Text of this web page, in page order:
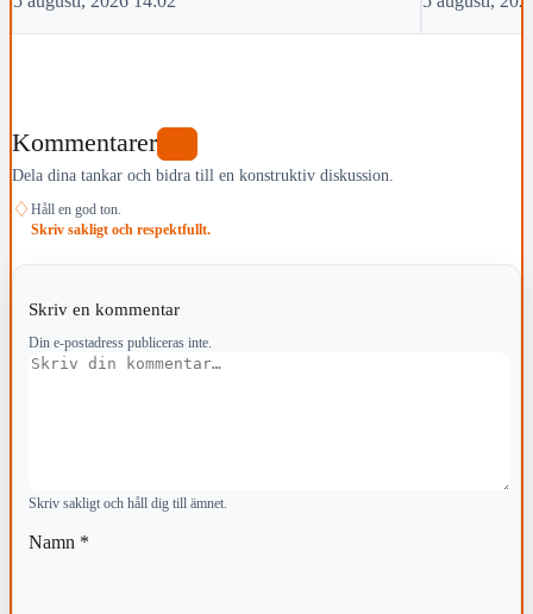
Kommentarer
Dela dina tankar och bidra till en konstruktiv diskussion.
♢ Håll en god ton.
Skriv sakligt och respektfullt.
Skriv en kommentar
Din e-postadress publiceras inte.
Kommentar
Skriv sakligt och håll dig till ämnet.
Namn *